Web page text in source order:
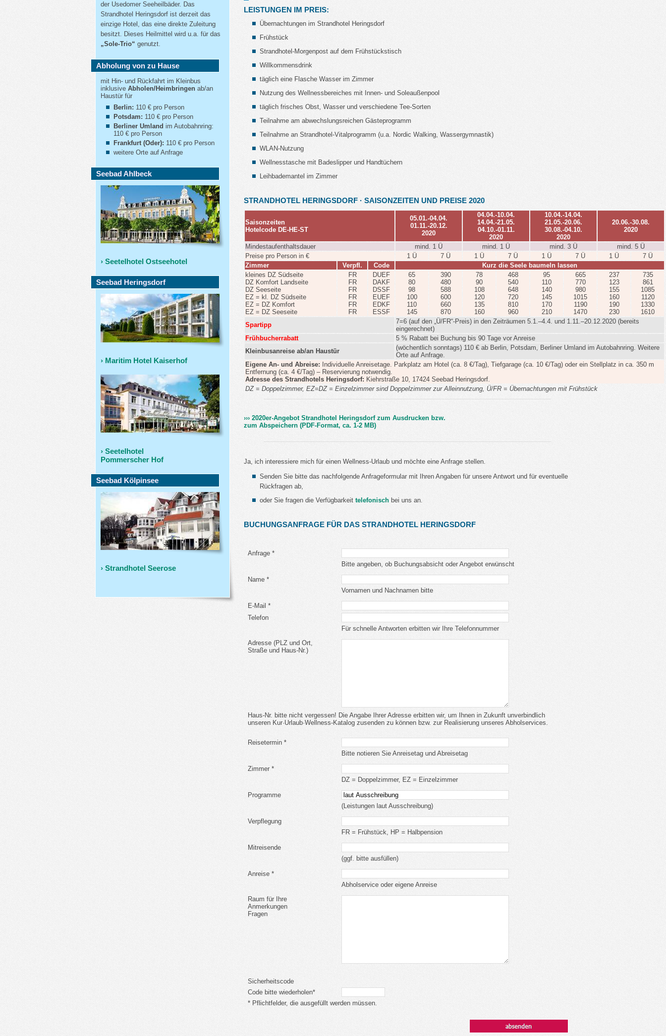
LEISTUNGEN IM PREIS:
Übernachtungen im Strandhotel Heringsdorf
Frühstück
Strandhotel-Morgenpost auf dem Frühstückstisch
Willkommensdrink
täglich eine Flasche Wasser im Zimmer
Nutzung des Wellnessbereiches mit Innen- und Soleaußenpool
täglich frisches Obst, Wasser und verschiedene Tee-Sorten
Teilnahme am abwechslungsreichen Gästeprogramm
Teilnahme an Strandhotel-Vitalprogramm (u.a. Nordic Walking, Wassergymnastik)
WLAN-Nutzung
Wellnesstasche mit Badeslipper und Handtüchern
Leihbademantel im Zimmer
STRANDHOTEL HERINGSDORF · SAISONZEITEN UND PREISE 2020
Saisonzeiten
Hotelcode DE-HE-ST
05.01.-04.04.
01.11.-20.12.
2020
04.04.-10.04.
14.04.-21.05.
04.10.-01.11.
2020
10.04.-14.04.
21.05.-20.06.
30.08.-04.10.
2020
20.06.-30.08.
2020
Mindestaufenthaltsdauer mind. 1 Ü mind. 1 Ü mind. 3 Ü
mind. 5 Ü
Preise pro Person in €
1 Ü 7 Ü 1 Ü 7 Ü 1 Ü 7 Ü 1 Ü
7 Ü
Zimmer
Verpfl. Code
Kurz die Seele baumeln lassen
kleines DZ Südseite
DZ Komfort Landseite
DZ Seeseite
EZ = kl. DZ Südseite
EZ = DZ Komfort
EZ = DZ Seeseite
FR
FR
FR
FR
FR
FR
DUEF
DAKF
DSSF
EUEF
EDKF
ESSF
65
80
98
100
110
145
390
480
588
600
660
870
78
90
108
120
135
160
468
540
648
720
810
960
95
110
140
145
170
210
665
770
980
1015
1190
1470
237
123
155
160
190
230
735
861
1085
1120
1330
1610
Spartipp
7=6 (auf den „Ü/FR“-Preis) in den Zeiträumen 5.1.–4.4. und 1.11.–20.12.2020 (bereits
eingerechnet)
Frühbucherrabatt
5 % Rabatt bei Buchung bis 90 Tage vor Anreise
Kleinbusanreise ab/an Haustür
(wöchentlich sonntags) 110 € ab Berlin, Potsdam, Berliner Umland im Autobahnring. Weitere
Orte auf Anfrage.
Eigene An- und Abreise: Individuelle Anreisetage. Parkplatz am Hotel (ca. 8 €/Tag), Tiefgarage (ca. 10 €/Tag) oder ein Stellplatz in ca. 350 m
Entfernung (ca. 4 €/Tag) – Reservierung notwendig.
Adresse des Strandhotels Heringsdorf: Kiehrstraße 10, 17424 Seebad Heringsdorf.
DZ = Doppelzimmer, EZ=DZ = Einzelzimmer sind Doppelzimmer zur Alleinnutzung, Ü/FR = Übernachtungen mit Frühstück
››› 2020er-Angebot Strandhotel Heringsdorf zum Ausdrucken bzw.
zum Abspeichern (PDF-Format, ca. 1-2 MB)
Ja, ich interessiere mich für einen Wellness-Urlaub und möchte eine Anfrage stellen.
Senden Sie bitte das nachfolgende Anfrageformular mit Ihren Angaben für unsere Antwort und für eventuelle
Rückfragen ab,
oder Sie fragen die Verfügbarkeit telefonisch bei uns an.
BUCHUNGSANFRAGE FÜR DAS STRANDHOTEL HERINGSDORF
Anfrage *
Bitte angeben, ob Buchungsabsicht oder Angebot erwünscht
Name *
Vornamen und Nachnamen bitte
E-Mail *
Telefon
Für schnelle Antworten erbitten wir Ihre Telefonnummer
Adresse (PLZ und Ort,
Straße und Haus-Nr.)
Haus-Nr. bitte nicht vergessen! Die Angabe Ihrer Adresse erbitten wir, um Ihnen in Zukunft unverbindlich
unseren Kur·Urlaub·Wellness-Katalog zusenden zu können bzw. zur Realisierung unseres Abholservices.
Reisetermin *
Bitte notieren Sie Anreisetag und Abreisetag
Zimmer *
DZ = Doppelzimmer, EZ = Einzelzimmer
Programme
(Leistungen laut Ausschreibung)
Verpflegung
FR = Frühstück, HP = Halbpension
Mitreisende
(ggf. bitte ausfüllen)
Anreise *
Abholservice oder eigene Anreise
Raum für Ihre
Anmerkungen
Fragen
Sicherheitscode
Code bitte wiederholen*
* Pflichtfelder, die ausgefüllt werden müssen.
der Usedomer Seeheilbäder. Das
Strandhotel Heringsdorf ist derzeit das
einzige Hotel, das eine direkte Zuleitung
besitzt. Dieses Heilmittel wird u.a. für das
„Sole-Trio“ genutzt.
Abholung von zu Hause
mit Hin- und Rückfahrt im Kleinbus
inklusive Abholen/Heimbringen ab/an
Haustür für
Berlin: 110 € pro Person
Potsdam: 110 € pro Person
Berliner Umland im Autobahnring:
110 € pro Person
Frankfurt (Oder): 110 € pro Person
weitere Orte auf Anfrage
Seebad Ahlbeck
› Seetelhotel Ostseehotel
Seebad Heringsdorf
› Maritim Hotel Kaiserhof
› Seetelhotel
Pommerscher Hof
Seebad Kölpinsee
› Strandhotel Seerose